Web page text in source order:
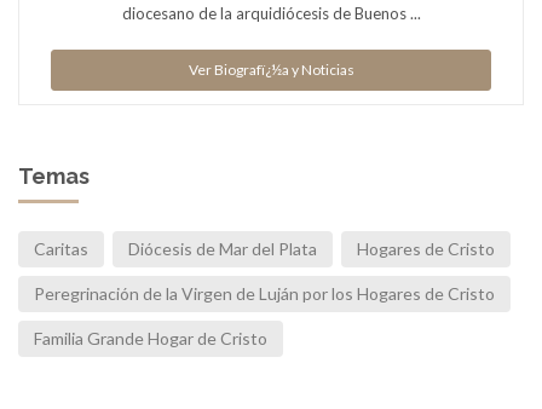
diocesano de la arquidiócesis de Buenos ...
Ver Biografï¿½a y Noticias
Temas
Caritas Diócesis de Mar del Plata Hogares de Cristo
Peregrinación de la Virgen de Luján por los Hogares de Cristo
Familia Grande Hogar de Cristo